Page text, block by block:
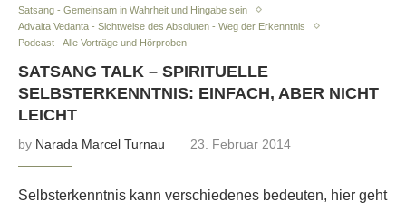
Satsang - Gemeinsam in Wahrheit und Hingabe sein
Advaita Vedanta - Sichtweise des Absoluten - Weg der Erkenntnis
Podcast - Alle Vorträge und Hörproben
SATSANG TALK – SPIRITUELLE
SELBSTERKENNTNIS: EINFACH, ABER NICHT
LEICHT
by Narada Marcel Turnau 23. Februar 2014
Selbsterkenntnis kann verschiedenes bedeuten, hier geht